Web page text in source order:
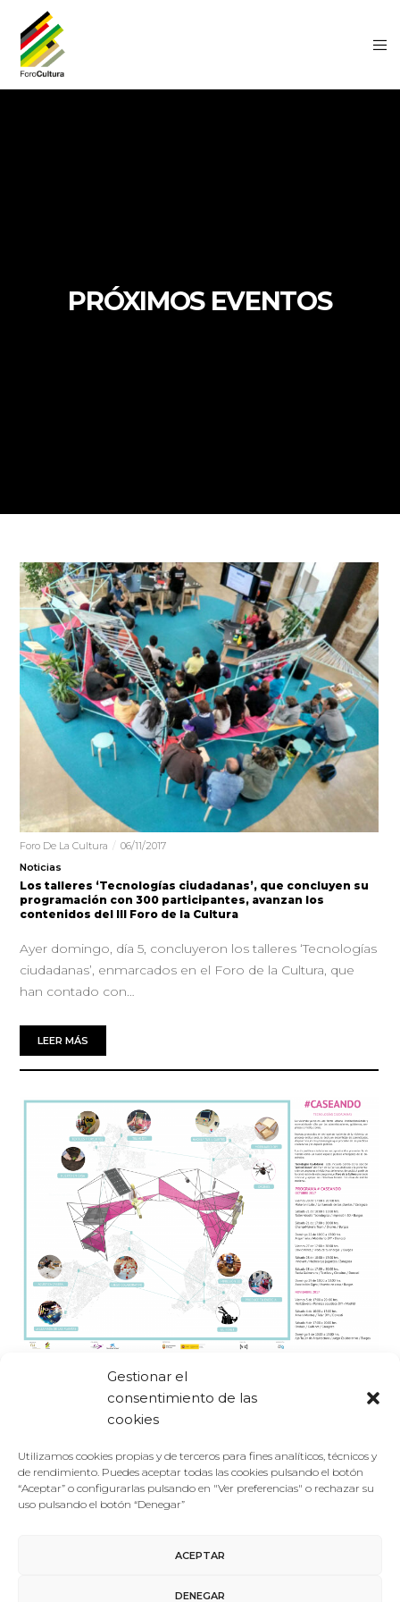
Gestionar el
consentimiento de las
cookies
Utilizamos cookies propias y de terceros para fines analíticos, técnicos y
de rendimiento. Puedes aceptar todas las cookies pulsando el botón
“Aceptar” o configurarlas pulsando en "Ver preferencias" o rechazar su
uso pulsando el botón “Denegar”
ACEPTAR
DENEGAR
PRÓXIMOS EVENTOS
Foro De La Cultura
06/11/2017
Noticias
Los talleres ‘Tecnologías ciudadanas’, que concluyen su
programación con 300 participantes, avanzan los
contenidos del III Foro de la Cultura
Ayer domingo, día 5, concluyeron los talleres ‘Tecnologías
ciudadanas’, enmarcados en el Foro de la Cultura, que
han contado con…
LEER MÁS
El Foro de la Cultura profundiza en el futuro sostenible de
las ciudades con los talleres ‘Tecnologías ciudadanas’
El Foro de la Cultura propone para 2017 en Burgos un
ciclo de talleres, denominado ‘Tecnologías ciudadanas’,
que tiene como…